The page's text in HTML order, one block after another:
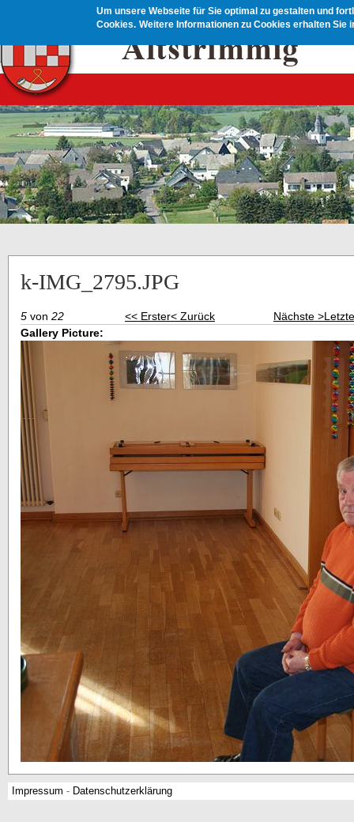
Um unsere Webseite für Sie optimal zu gestalten und
Cookies. Weitere Informationen zu Cookies erhalten Sie
k-IMG_2795.JPG
5 von 22 << Erster< Zurück Nächste >
Gallery Picture:
Impressum - Datenschutzerklärung